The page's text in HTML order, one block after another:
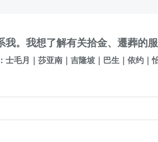
我。我想了解有关拾金、遷葬的
士毛月｜莎亚南｜吉隆坡｜巴生｜依约｜